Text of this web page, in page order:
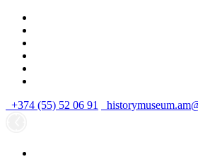
+374 (55) 52 06 91